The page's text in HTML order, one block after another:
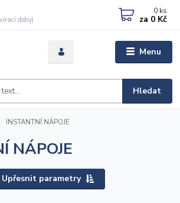
Menu
Hledat
doby)
0 ks
za 0 Kč
INSTANTNÍ NÁPOJE
NÁPOJE
Upřesnit parametry